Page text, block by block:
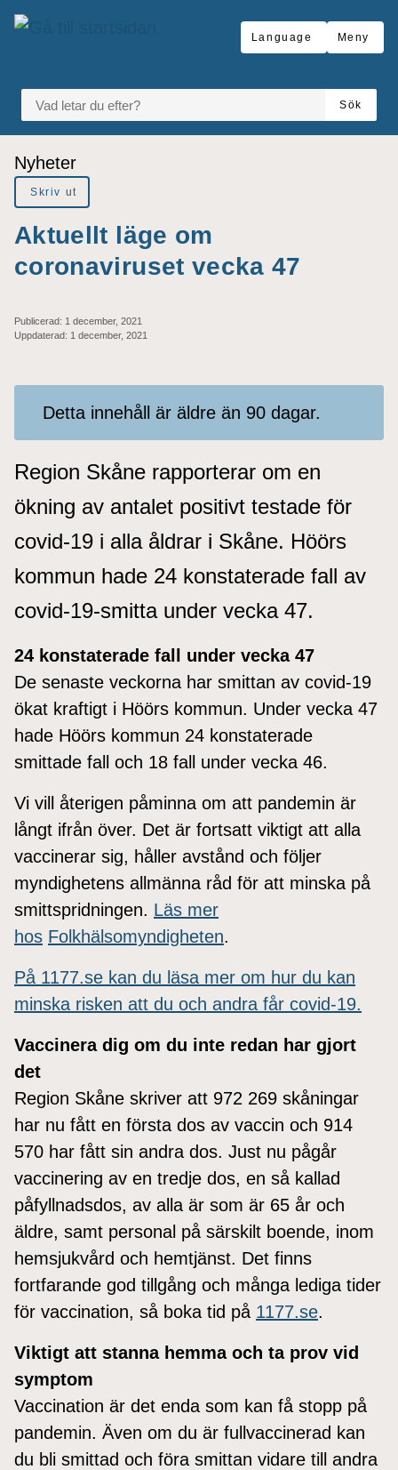
Gå till innehåll
Language Meny
VAD LETAR DU EFTER?
Sök
Du är här:
Nyheter
Skriv ut
Aktuellt läge om
coronaviruset vecka 47
Publicerad: 1 december, 2021
Uppdaterad: 1 december, 2021
Detta innehåll är äldre än 90 dagar.
Region Skåne rapporterar om en
ökning av antalet positivt testade för
covid-19 i alla åldrar i Skåne. Höörs
kommun hade 24 konstaterade fall av
covid-19-smitta under vecka 47.
24 konstaterade fall under vecka 47
De senaste veckorna har smittan av covid-19
ökat kraftigt i Höörs kommun. Under vecka 47
hade Höörs kommun 24 konstaterade
smittade fall och 18 fall under vecka 46.
Vi vill återigen påminna om att pandemin är
långt ifrån över. Det är fortsatt viktigt att alla
vaccinerar sig, håller avstånd och följer
myndighetens allmänna råd för att minska på
smittspridningen. Läs mer
hos Folkhälsomyndigheten.
På 1177.se kan du läsa mer om hur du kan
minska risken att du och andra får covid-19.
Vaccinera dig om du inte redan har gjort
det
Region Skåne skriver att 972 269 skåningar
har nu fått en första dos av vaccin och 914
570 har fått sin andra dos. Just nu pågår
vaccinering av en tredje dos, en så kallad
påfyllnadsdos, av alla är som är 65 år och
äldre, samt personal på särskilt boende, inom
hemsjukvård och hemtjänst. Det finns
fortfarande god tillgång och många lediga tider
för vaccination, så boka tid på 1177.se.
Viktigt att stanna hemma och ta prov vid
symptom
Vaccination är det enda som kan få stopp på
pandemin. Även om du är fullvaccinerad kan
du bli smittad och föra smittan vidare till andra